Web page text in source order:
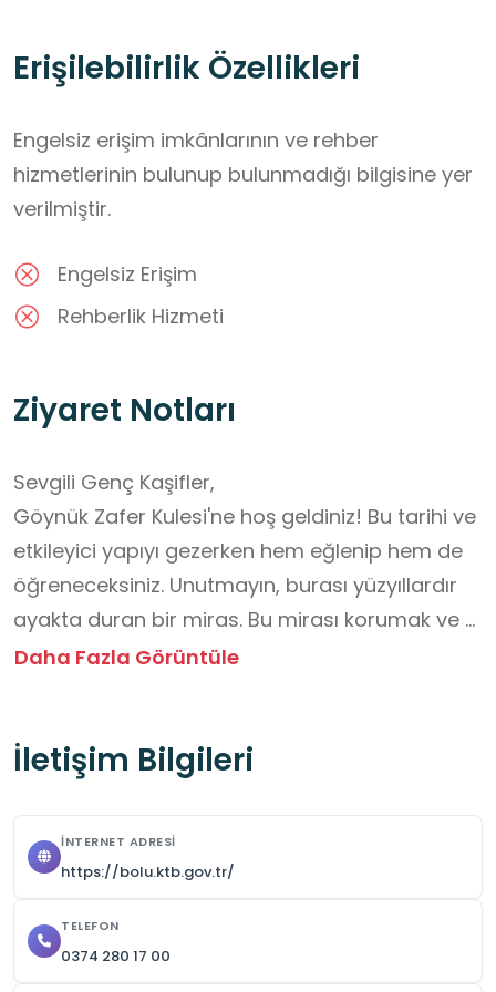
Erişilebilirlik Özellikleri
Engelsiz erişim imkânlarının ve rehber
hizmetlerinin bulunup bulunmadığı bilgisine yer
verilmiştir.
Engelsiz Erişim
Rehberlik Hizmeti
Ziyaret Notları
Sevgili Genç Kaşifler,
Göynük Zafer Kulesi'ne hoş geldiniz! Bu tarihi ve
etkileyici yapıyı gezerken hem eğlenip hem de
öğreneceksiniz. Unutmayın, burası yüzyıllardır
ayakta duran bir miras. Bu mirası korumak ve
keyifli bir gezi geçirmek için aşağıdaki
tırmanırken veya etrafında gezerken lütfen
koşuşturmaktan kaçının. Merdivenlerde dikkatli
2. Dokunmadan Gözlem Yapın: Kuledeki taşlar,
ahşap detaylar veya sergilenen objeler çok eski
Daha Fazla Görüntüle
İletişim Bilgileri
İNTERNET ADRESI
https://bolu.ktb.gov.tr/
TELEFON
0374 280 17 00